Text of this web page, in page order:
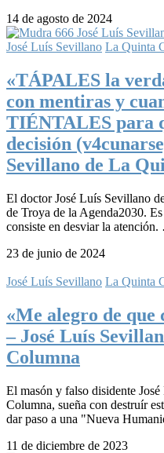
14 de agosto de 2024
José Luís Sevillano La Quinta
«TÁPALES la
con mentiras y
TIÉNTALES para
decisión
Sevillano de La
El doctor José Luís Sevillano
de Troya de la Agenda2030.
consiste en desviar la
23 de junio de 2024
José Luís Sevillano La Quinta
«Me alegro de que
– José Luís
Columna
El masón y falso disidente
Columna, sueña con destruír
dar paso a una "Nueva
11 de diciembre de 2023